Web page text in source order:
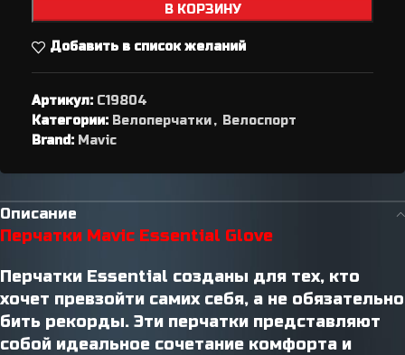
В КОРЗИНУ
Добавить в список желаний
Артикул: C19804
Категории: Велоперчатки, Велоспорт
Brand: Mavic
Описание
Перчатки Mavic Essential Glove
Перчатки Essential созданы для тех, кто
хочет превзойти самих себя, а не обязательно
бить рекорды. Эти перчатки представляют
собой идеальное сочетание комфорта и